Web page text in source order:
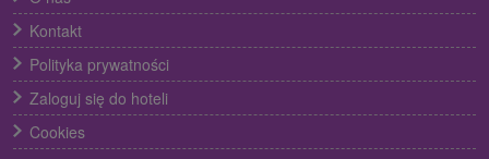
Kontakt
Polityka prywatności
Zaloguj się do hoteli
Cookies